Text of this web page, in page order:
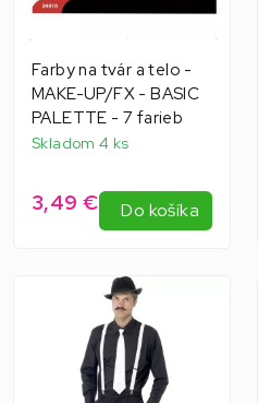
Farby na tvár a telo -
MAKE-UP/FX - BASIC
PALETTE - 7 farieb
Skladom 4 ks
3,49 € Do košíka